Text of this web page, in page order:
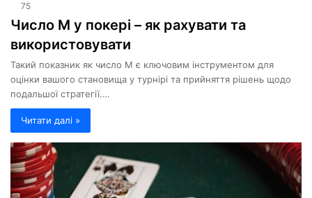
75
Число М у покері – як рахувати та
використовувати
Такий показник як число М є ключовим інструментом для
оцінки вашого становища у турнірі та прийняття рішень щодо
подальшої стратегії.…
Читати далі »